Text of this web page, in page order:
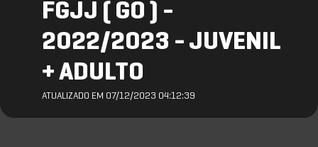
FGJJ ( GO ) -
2022/2023 - JUVENIL
+ ADULTO
ATUALIZADO EM 07/12/2023 04:12:39